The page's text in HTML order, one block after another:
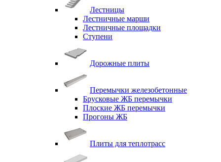
Лестницы
Лестничные марши
Лестничные площадки
Ступени
Дорожные плиты
Перемычки железобетонные
Брусковые ЖБ перемычки
Плоские ЖБ перемычки
Прогоны ЖБ
Плиты для теплотрасс